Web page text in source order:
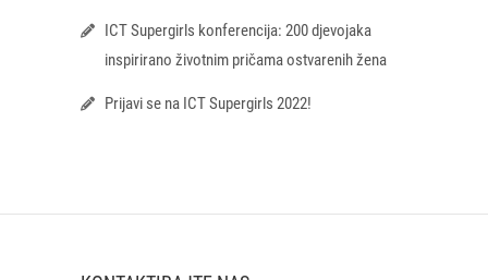
ICT Supergirls konferencija: 200 djevojaka
inspirirano životnim pričama ostvarenih žena
Prijavi se na ICT Supergirls 2022!